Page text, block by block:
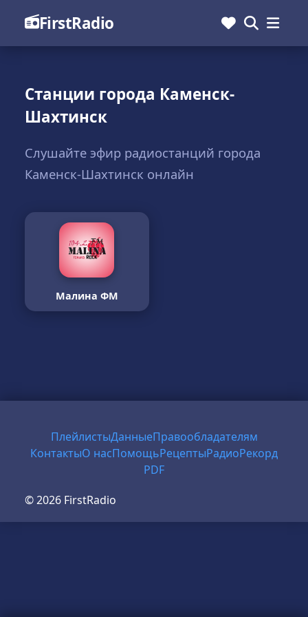
FirstRadio
Станции города Каменск-
Шахтинск
Слушайте эфир радиостанций города
Каменск-Шахтинск онлайн
Малина ФМ
ПлейлистыДанныеПравообладателям
КонтактыО насПомощьРецептыРадиоРекорд
PDF
© 2026 FirstRadio